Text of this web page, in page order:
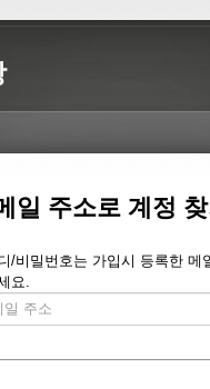
일 주소로 계정
/비밀번호는 가입시 등록한
요.